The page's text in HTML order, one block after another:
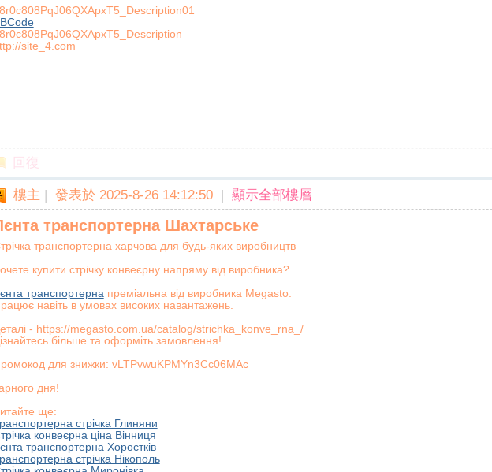
site_4.com
回復
樓主 | 發表於 2025-8-26 14:12:50 | 顯示全部樓層
транспортерна Шахтарське
транспортерна харчова для будь-яких виробництв
купити стрічку конвеєрну напряму від виробника?
транспортерна преміальна від виробника Megasto.
навіть в умовах високих навантажень.
- https://megasto.com.ua/catalog/strichka_konve_rna_/
більше та оформіть замовлення!
для знижки: vLTPvwuKPMYn3Cc06MAc
дня!
ще:
стрічка Глиняни
конвеєрна ціна Вінниця
транспортерна Хоростків
стрічка Нікополь